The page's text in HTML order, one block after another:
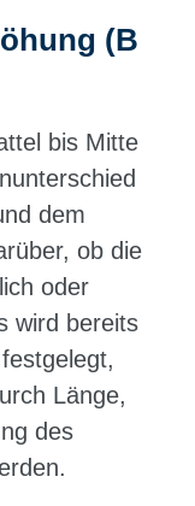
(B
bis Mitte
dem
ob die
oder
wird bereits
Länge,
des